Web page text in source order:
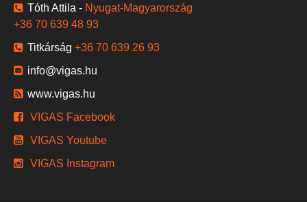
Tóth Attila - Nyugat-Magyarország
+36 70 639 48 93
Titkárság +36 70 639 26 93
info@vigas.hu
www.vigas.hu
VIGAS Facebook
VIGAS Youtube
VIGAS Instagram